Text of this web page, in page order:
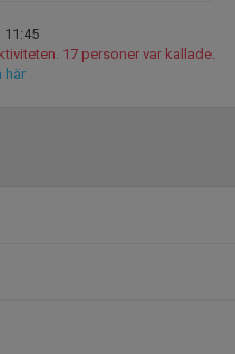
11:45
17 personer var kallade.
här